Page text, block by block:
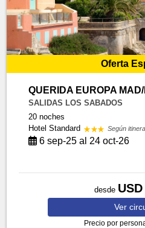
Oferta
QUERIDA EUROPA
SALIDAS LOS SABADOS
20 noches
Hotel Standard
Según
6 sep-25 al 24 oct-26
desde
Ver
Precio por